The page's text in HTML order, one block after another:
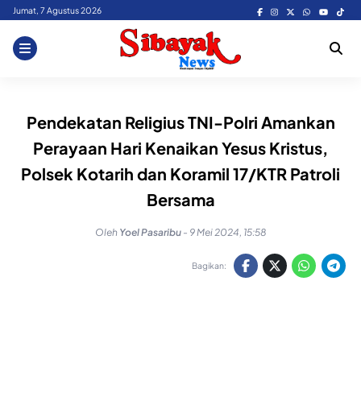
Skip
content
Jumat, 7 Agustus 2026
Pendekatan Religius TNI-Polri Amankan
Perayaan Hari Kenaikan Yesus Kristus,
Polsek Kotarih dan Koramil 17/KTR Patroli
Bersama
Oleh Yoel Pasaribu - 9 Mei 2024, 15:58
Bagikan: